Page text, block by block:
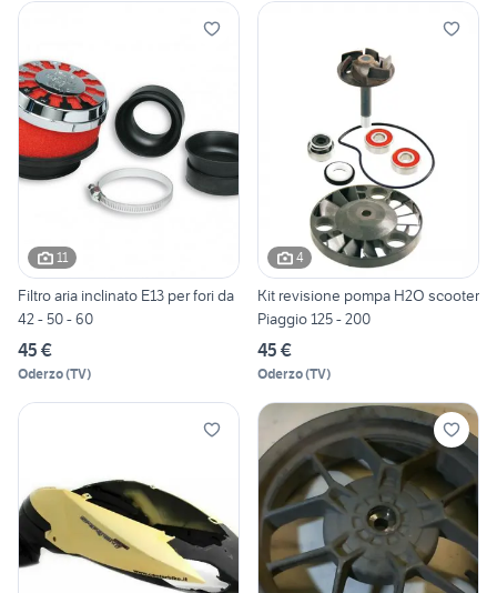
11
Filtro aria inclinato E13 per fori da
42 - 50 - 60
45 €
Oderzo(TV)
4
Kit revisione pompa H2O scooter
Piaggio 125 - 200
45 €
Oderzo(TV)